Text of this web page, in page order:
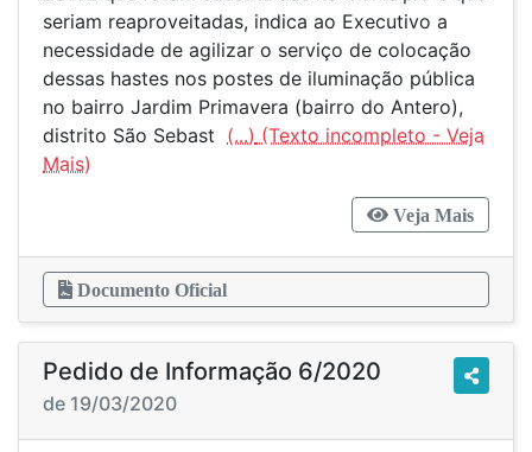
seriam reaproveitadas, indica ao Executivo a
necessidade de agilizar o serviço de colocação
dessas hastes nos postes de iluminação pública
no bairro Jardim Primavera (bairro do Antero),
distrito São Sebast (...)
Veja Mais
Documento Oficial
Pedido de Informação 6/2020
de 19/03/2020